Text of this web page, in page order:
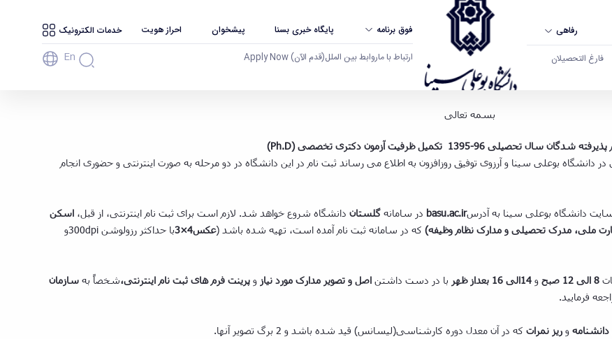
رفاهی
فارغ التحصیلان
فوق برنامه پایگاه خبری بسنا پیشخوان احراز هویت خدمات الکترونیک
ارتباط با ماروابط بین الملل(قدم الآن) Apply Now En
دانشگاه بوعلی سینا همدان
بسمه تعالی
سال تحصیلی 96-1395 تکمیل ظرفیت آزمون دکتری تخصصی ( Ph.D
)
بوعلی سینا و آرزوی توفیق روزافزون به اطلاع می ­رساند ثبت نام در این دانشگاه در دو مرحله به صورت اینترنتی و حضوری انجام
دانشگاه بوعلی سینا به آدرسbasu.ac.ir در سامانه گلستان دانشگاه شروع خواهد شد. لازم است برای ثبت نام اینترنتی، از قبل، اسکن
که در سامانه ثبت نام آمده است، تهیه شده باشد (عکس4 ×
3
با حداکثر رزولوشن 300dpiو
و 14الی 16 بعداز ظهر با در دست داشتن اصل و تصویر مدارک مورد نیاز و پرینت فرم ­های ثبت­ نام اینترنتی،شخصاً به سازمان
فرمایید.
و ریز نمرات که در آن معدل دوره کارشناسی(لیسانس) قید شده باشد و 2 برگ تصویر آنها.